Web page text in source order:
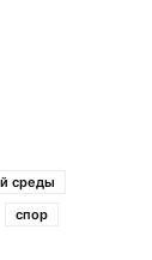
среды
спор